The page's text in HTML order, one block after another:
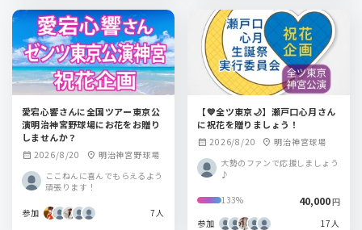
愛宕心響さんに全国ツアー東京公
演明治神宮野球場にお花をお贈り
しませんか？
calendar_month 2026/8/20 location_on 明治神宮野球場
ここねんに喜んでもらえるよう
頑張ります！
参加 7人
【💙全ツ東京🌙】瀬戸口心月さん
に祝花を贈りましょう！
calendar_month 2026/8/20 location_on 明治神宮球場
大勢のファンで応援しましょう
♪
133% 40,000円
参加
17人